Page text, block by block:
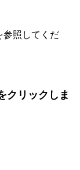
参照してくだ
クリックしま